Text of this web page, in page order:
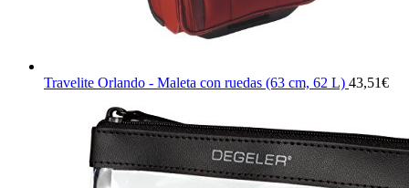
Travelite Orlando - Maleta con ruedas (63 cm, 62 L) 43,51€